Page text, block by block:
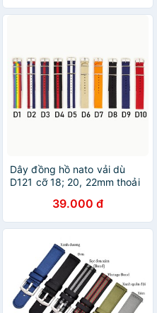
Dây đồng hồ nato vải dù
D121 cỡ 18; 20, 22mm thoải
đồng hồ dw rolex hublot
orient seiko casio
39.000 đ